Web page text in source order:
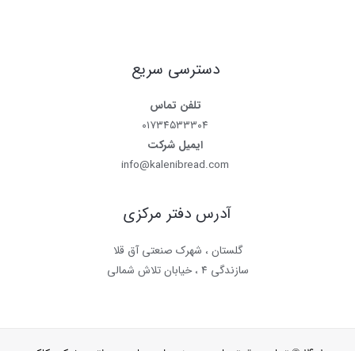
دسترسی سریع
تلفن تماس
۰۱۷۳۴۵۳۳۳۰۴
ایمیل شرکت
info@kalenibread.com
آدرس دفتر مرکزی
گلستان ، شهرک صنعتی آق قلا
سازندگی ۴ ، خیابان تلاش شمالی